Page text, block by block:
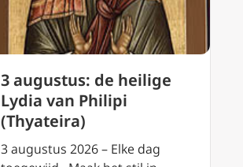
3 augustus: de heilige
Lydia van Philipi
(Thyateira)
3 augustus 2026 – Elke dag